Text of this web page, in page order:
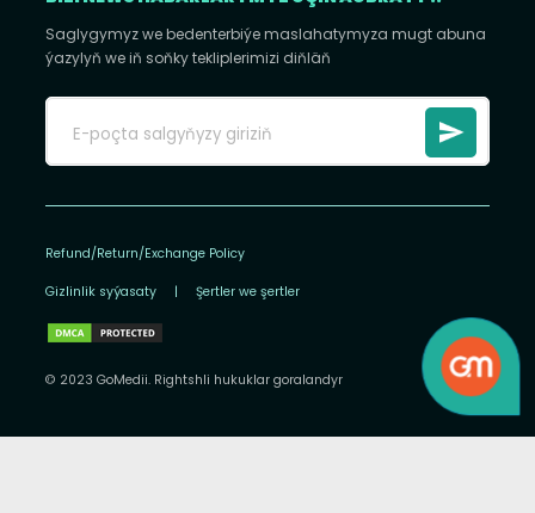
Saglygymyz we bedenterbiýe maslahatymyza mugt abuna
ýazylyň we iň soňky tekliplerimizi diňläň
Refund/Return/Exchange Policy
Gizlinlik syýasaty | Şertler we şertler
© 2023 GoMedii. Rightshli hukuklar goralandyr